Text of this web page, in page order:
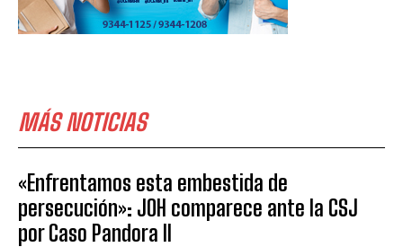
MÁS NOTICIAS
«Enfrentamos esta embestida de
persecución»: JOH comparece ante la CSJ
por Caso Pandora II